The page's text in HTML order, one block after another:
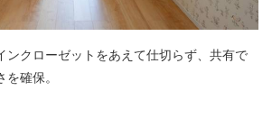
ンクローゼットをあえて仕切らず、共有で
確保。